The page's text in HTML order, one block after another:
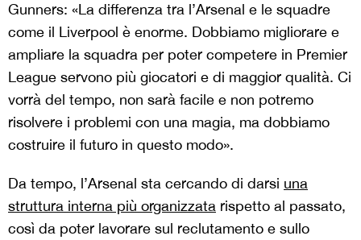
Gunners: «La differenza tra l’Arsenal e le squadre
come il Liverpool è enorme. Dobbiamo migliorare e
ampliare la squadra per poter competere in Premier
League servono più giocatori e di maggior qualità. Ci
vorrà del tempo, non sarà facile e non potremo
risolvere i problemi con una magia, ma dobbiamo
costruire il futuro in questo modo».
Da tempo, l’Arsenal sta cercando di darsi una
struttura interna più organizzata rispetto al passato,
così da poter lavorare sul reclutamento e sullo